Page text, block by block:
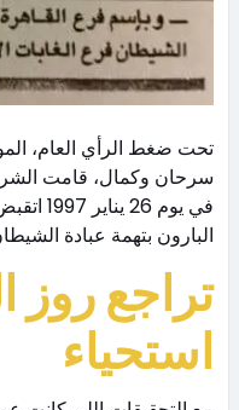
تحت ضغط الرأي العام،
سرحان وكمال، قامت
البارون بتهمة عبادة
تراجع
استحياء